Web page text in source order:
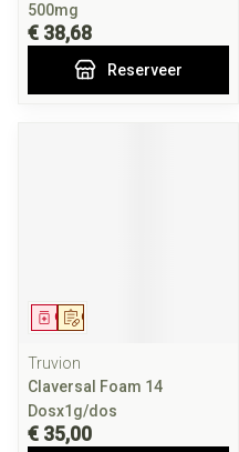
500mg
€ 38,68
Reserveer
Op voorschrift
Geneesmiddel
Truvion
Claversal Foam 14
Dosx1g/dos
€ 35,00